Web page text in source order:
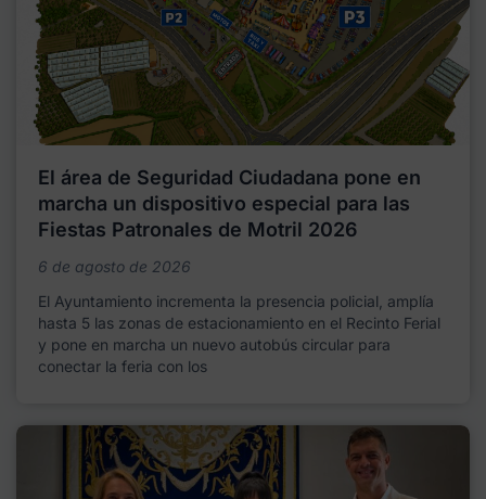
El área de Seguridad Ciudadana pone en
marcha un dispositivo especial para las
Fiestas Patronales de Motril 2026
6 de agosto de 2026
El Ayuntamiento incrementa la presencia policial, amplía
hasta 5 las zonas de estacionamiento en el Recinto Ferial
y pone en marcha un nuevo autobús circular para
conectar la feria con los